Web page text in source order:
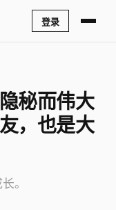
登录
秘而伟大
，也是大
。